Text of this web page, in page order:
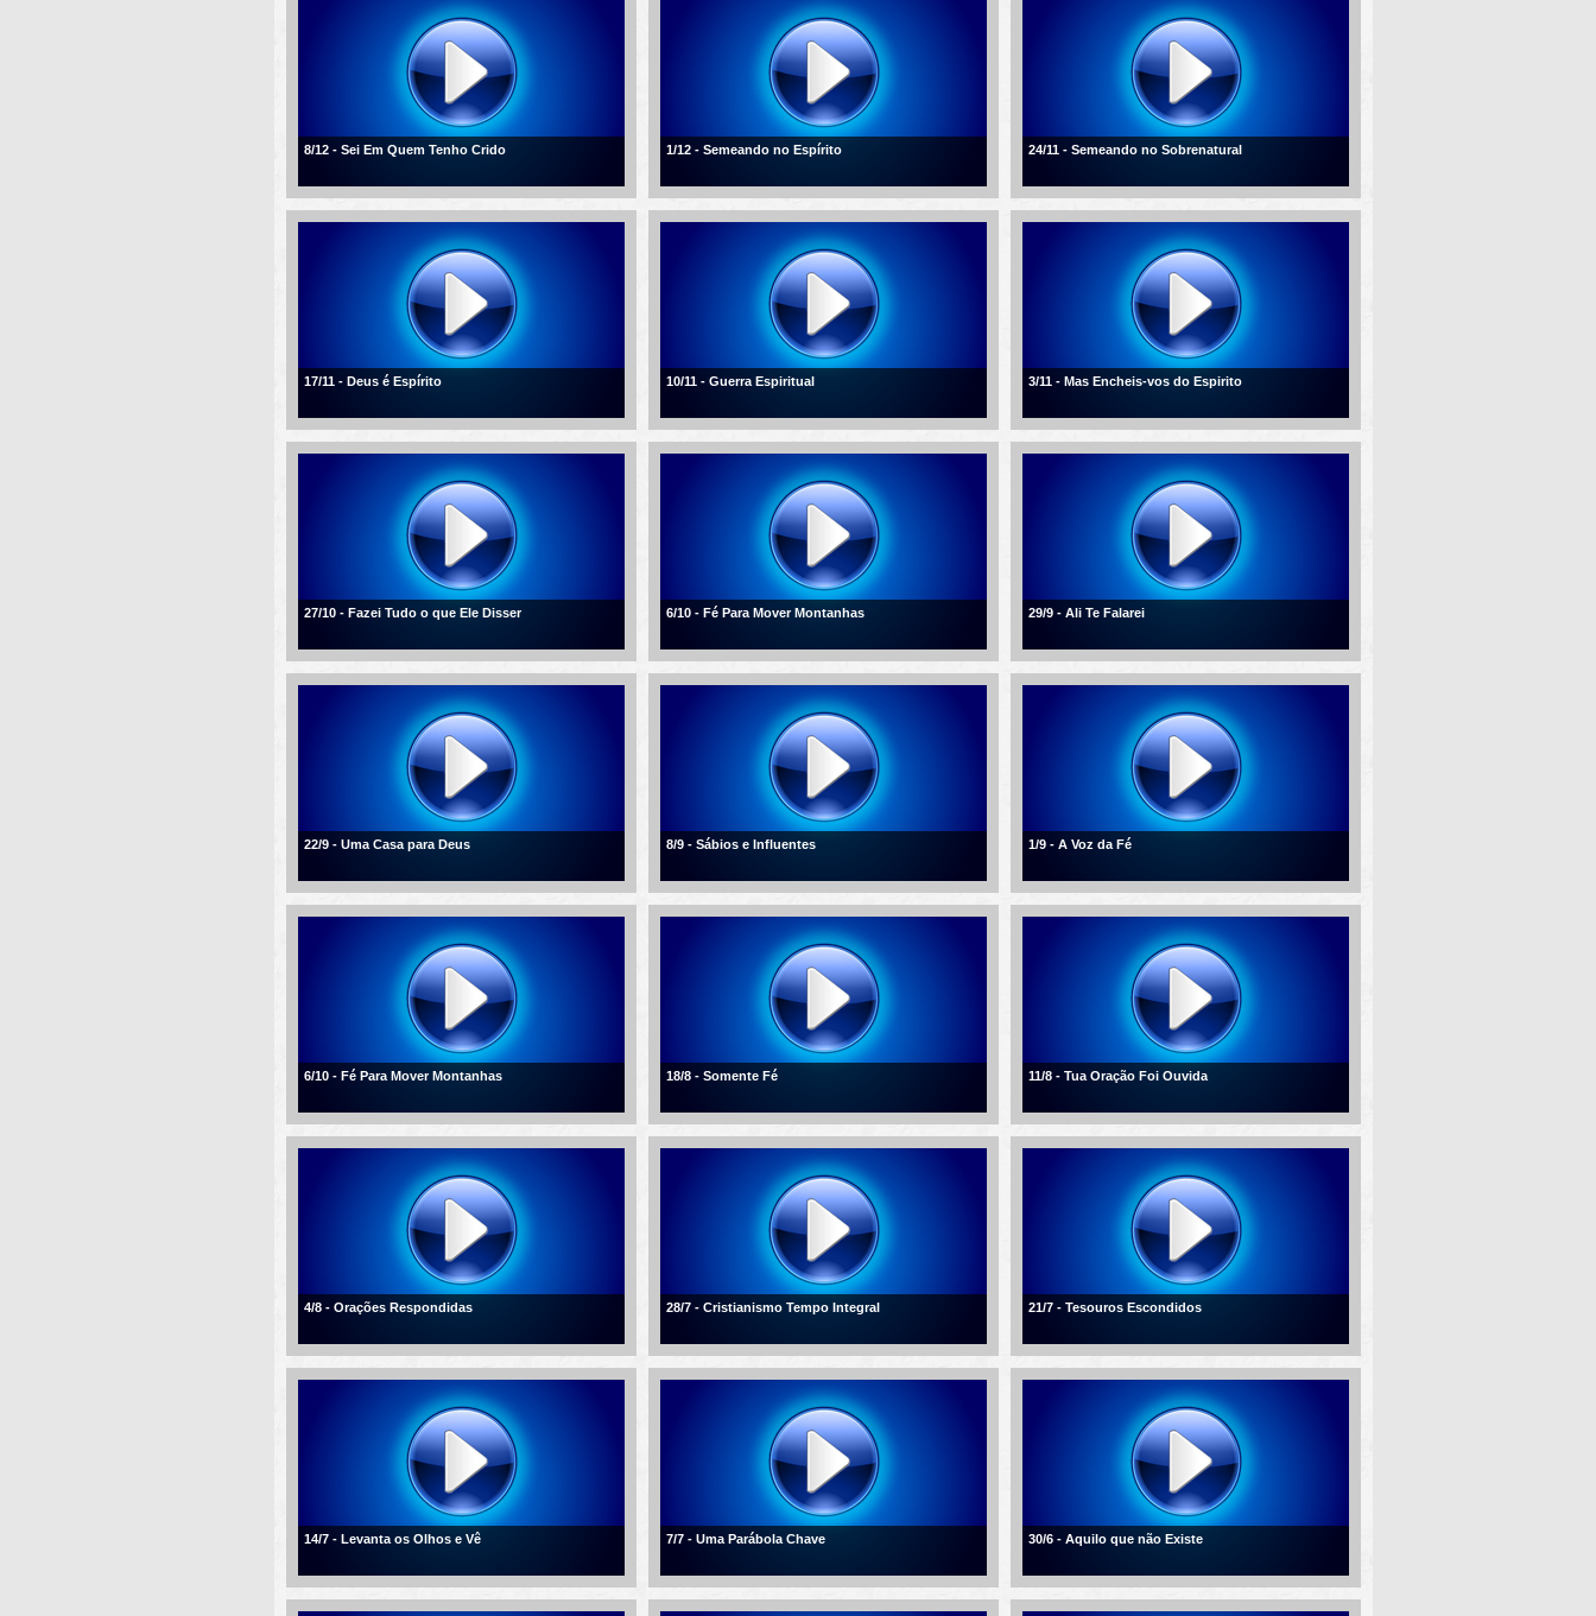
8/12 - Sei Em Quem Tenho Crido 1/12 - Semeando no Espírito 24/11 - Semeando no Sobrenatural
17/11 - Deus é Espírito 10/11 - Guerra Espiritual 3/11 - Mas Encheis-vos do Espirito
27/10 - Fazei Tudo o que Ele Disser 6/10 - Fé Para Mover Montanhas 29/9 - Ali Te Falarei
22/9 - Uma Casa para Deus 8/9 - Sábios e Influentes 1/9 - A Voz da Fé
6/10 - Fé Para Mover Montanhas 18/8 - Somente Fé 11/8 - Tua Oração Foi Ouvida
4/8 - Orações Respondidas 28/7 - Cristianismo Tempo Integral 21/7 - Tesouros Escondidos
14/7 - Levanta os Olhos e Vê 7/7 - Uma Parábola Chave 30/6 - Aquilo que não Existe